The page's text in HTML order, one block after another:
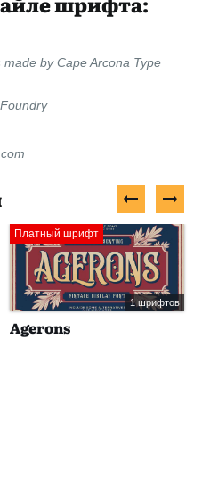
made by Cape Arcona Type
Платный шрифт
1 шрифтов
Agerons